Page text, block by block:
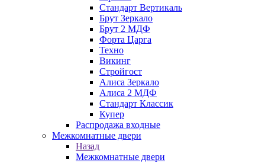
Стандарт Вертикаль
Брут Зеркало
Брут 2 МДФ
Форта Царга
Техно
Викинг
Стройгост
Алиса Зеркало
Алиса 2 МДФ
Стандарт Классик
Купер
Распродажа входные
Межкомнатные двери
Назад
Межкомнатные двери